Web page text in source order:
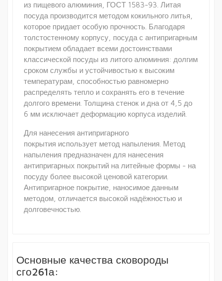
из пищевого алюминия, ГОСТ 1583-93. Литая
посуда производится методом кокильного литья,
которое придает особую прочность. Благодаря
толстостенному корпусу, посуда с антипригарным
покрытием обладает всеми достоинствами
классической посуды из литого алюминия: долгим
сроком службы и устойчивостью к высоким
температурам, способностью равномерно
распределять тепло и сохранять его в течение
долгого времени. Толщина стенок и дна от 4,5 до
6 мм исключает деформацию корпуса изделий.
Для нанесения антипригарного
покрытия использует метод напыления. Метод
напыления предназначен для нанесения
антипригарных покрытий на литейные формы - на
посуду более высокой ценовой категории.
Антипригарное покрытие, наносимое данным
методом, отличается высокой надёжностью и
долговечностью.
Основные качества сковороды
сго261а: